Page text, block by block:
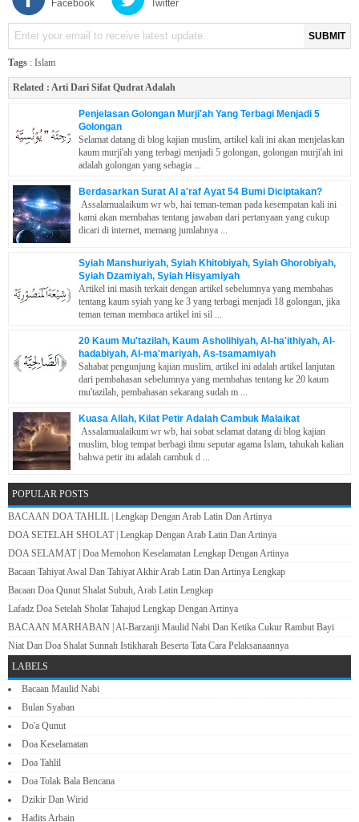
Facebook
Twitter
SUBMIT
Tags : Islam
Related : Arti Dari Sifat Qudrat Adalah
Penjelasan Golongan Murji'ah Yang Terbagi Menjadi 5
Golongan
Selamat datang di blog kajian muslim, artikel kali ini akan menjelaskan
kaum murji'ah yang terbagi menjadi 5 golongan, golongan murji'ah ini
adalah golongan yang sebagia ...
Berdasarkan Surat Al a'raf Ayat 54 Bumi Diciptakan?
Assalamualaikum wr wb, hai teman-teman pada kesempatan kali ini
kami akan membahas tentang jawaban dari pertanyaan yang cukup
dicari di internet, memang jumlahnya ...
Syiah Manshuriyah, Syiah Khitobiyah, Syiah Ghorobiyah,
Syiah Dzamiyah, Syiah Hisyamiyah
Artikel ini masih terkait dengan artikel sebelumnya yang membahas
tentang kaum syiah yang ke 3 yang terbagi menjadi 18 golongan, jika
teman teman membaca artikel ini sil ...
20 Kaum Mu'tazilah, Kaum Asholihiyah, Al-ha'ithiyah, Al-
hadabiyah, Al-ma'mariyah, As-tsamamiyah
Sahabat pengunjung kajian muslim, artikel ini adalah artikel lanjutan
dari pembahasan sebelumnya yang membahas tentang ke 20 kaum
mu'tazilah, pembahasan sekarang sudah m ...
Kuasa Allah, Kilat Petir Adalah Cambuk Malaikat
Assalamualaikum wr wb, hai sobat selamat datang di blog kajian
muslim, blog tempat berbagi ilmu seputar agama Islam, tahukah kalian
bahwa petir itu adalah cambuk d ...
POPULAR POSTS
BACAAN DOA TAHLIL | Lengkap Dengan Arab Latin Dan Artinya
DOA SETELAH SHOLAT | Lengkap Dengan Arab Latin Dan Artinya
DOA SELAMAT | Doa Memohon Keselamatan Lengkap Dengan Artinya
Bacaan Tahiyat Awal Dan Tahiyat Akhir Arab Latin Dan Artinya Lengkap
Bacaan Doa Qunut Shalat Subuh, Arab Latin Lengkap
Lafadz Doa Setelah Sholat Tahajud Lengkap Dengan Artinya
BACAAN MARHABAN | Al-Barzanji Maulid Nabi Dan Ketika Cukur Rambut Bayi
Niat Dan Doa Shalat Sunnah Istikharah Beserta Tata Cara Pelaksanaannya
LABELS
Bacaan Maulid Nabi
Bulan Syaban
Do'a Qunut
Doa Keselamatan
Doa Tahlil
Doa Tolak Bala Bencana
Dzikir Dan Wirid
Hadits Arbain